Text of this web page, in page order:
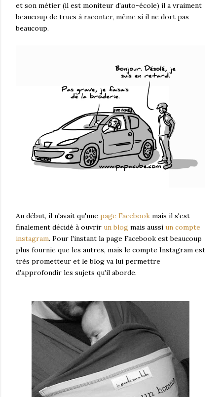
et son métier (il est moniteur d'auto-école) il a vraiment
beaucoup de trucs à raconter, même si il ne dort pas
beaucoup.
Au début, il n'avait qu'une page Facebook mais il s'est
finalement décidé à ouvrir un blog mais aussi un compte
instagram. Pour l'instant la page Facebook est beaucoup
plus fournie que les autres, mais le compte Instagram est
très prometteur et le blog va lui permettre
d'approfondir les sujets qu'il aborde.